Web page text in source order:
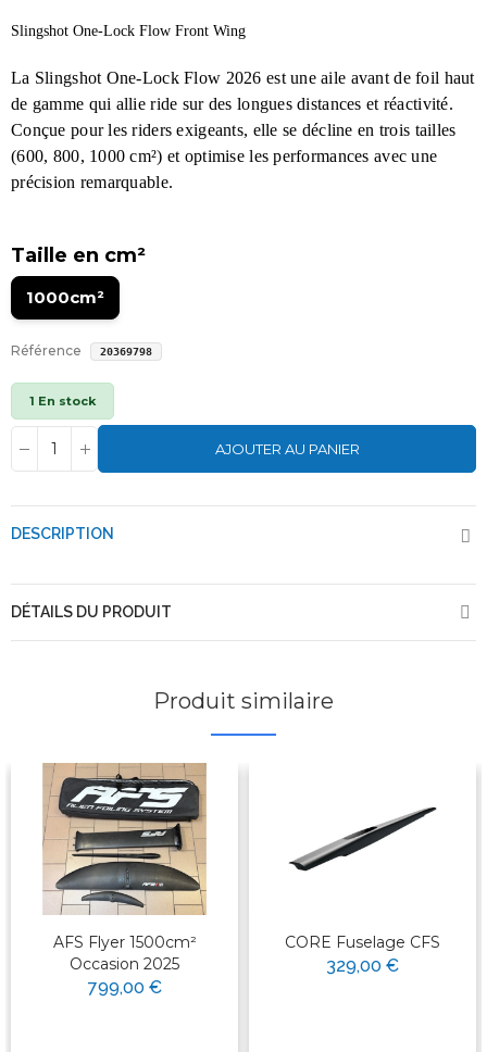
Slingshot One-Lock Flow Front Wing
La Slingshot One-Lock Flow 2026 est une aile avant de foil haut
de gamme qui allie ride sur des longues distances et réactivité.
Conçue pour les riders exigeants, elle se décline en trois tailles
(600, 800, 1000 cm²) et optimise les performances avec une
précision remarquable.
Taille en cm²
1000cm²
Référence 20369798
1 En stock
AJOUTER AU PANIER
DESCRIPTION
DÉTAILS DU PRODUIT
Produit similaire
AFS Flyer 1500cm²
Occasion 2025
799,00 €
CORE Fuselage CFS
329,00 €